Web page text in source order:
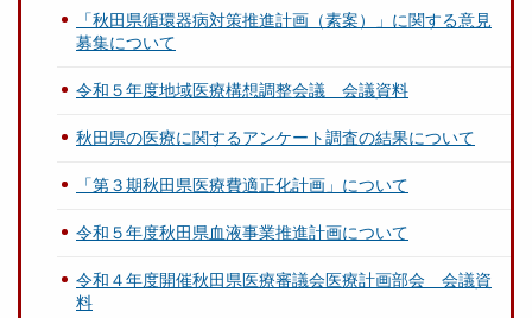
「秋田県循環器病対策推進計画（素案）」に関する意見
募集について
令和５年度地域医療構想調整会議 会議資料
秋田県の医療に関するアンケート調査の結果について
「第３期秋田県医療費適正化計画」について
令和５年度秋田県血液事業推進計画について
令和４年度開催秋田県医療審議会医療計画部会 会議資
料